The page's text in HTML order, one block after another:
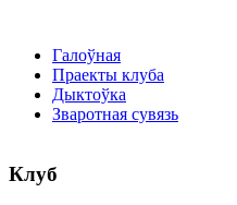
Галоўная
Праекты клуба
Дыктоўка
Зваротная сувязь
Клуб